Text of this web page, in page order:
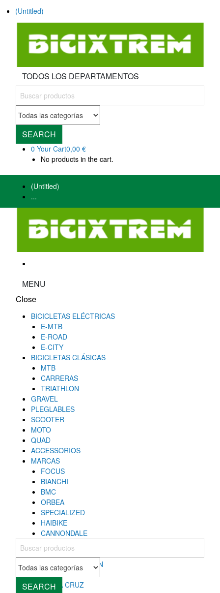
(Untitled)
TODOS LOS DEPARTAMENTOS
SEARCH
0 Your Cart0,00 €
No products in the cart.
(Untitled)
...
MENU
Close
BICICLETAS ELÉCTRICAS
E-MTB
E-ROAD
E-CITY
BICICLETAS CLÁSICAS
MTB
CARRERAS
TRIATHLON
GRAVEL
PLEGLABLES
SCOOTER
MOTO
QUAD
ACCESSORIOS
MARCAS
FOCUS
BIANCHI
BMC
ORBEA
SPECIALIZED
HAIBIKE
CANNONDALE
COLNAGO
MONDRAKER
ROCKY MOUNTAIN
CUBE
SANTA CRUZ
SEARCH